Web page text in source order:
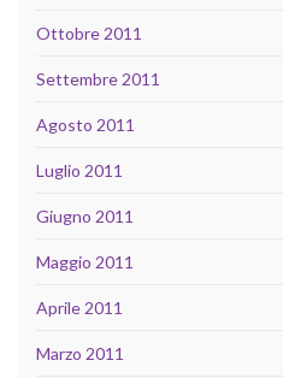
Ottobre 2011
Settembre 2011
Agosto 2011
Luglio 2011
Giugno 2011
Maggio 2011
Aprile 2011
Marzo 2011